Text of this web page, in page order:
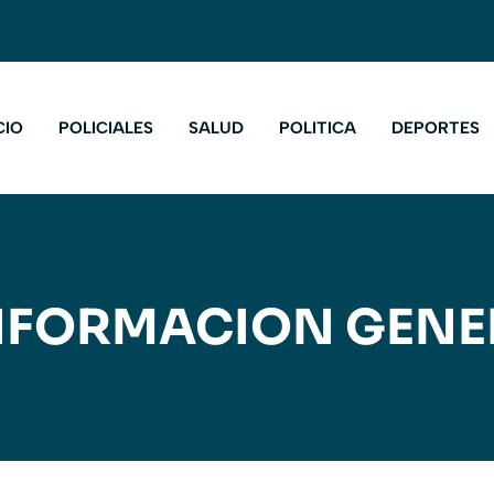
POLICIALES SALUD POLITICA DEPORTES